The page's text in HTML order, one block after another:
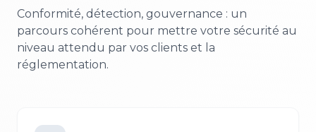
Conformité, détection, gouvernance : un
parcours cohérent pour mettre votre sécurité au
niveau attendu par vos clients et la
réglementation.